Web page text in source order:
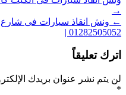
→
← ونش انقاذ سيارات فى شارع
01282505052 |
اترك تعليقاً
لن يتم نشر عنوان بريدك
*